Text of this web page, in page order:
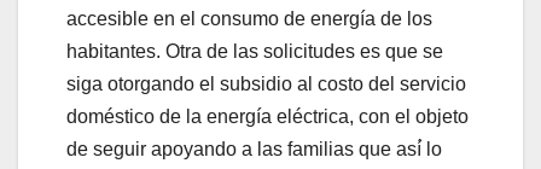
accesible en el consumo de energía de los
habitantes. Otra de las solicitudes es que se
siga otorgando el subsidio al costo del servicio
doméstico de la energía eléctrica, con el objeto
de seguir apoyando a las familias que así́ lo